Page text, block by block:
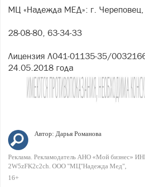
МЦ «Надежда МЕД»: г.
28-08-80, 63-34-33
Лицензия Л041-01135-35/
24.05.2018 года
Автор: Дарья Романова
Реклама. Рекламодатель АНО «Мой бизнес»
2W5zFK2c2ch. ООО "МЦ"Надежда Мед"
16+